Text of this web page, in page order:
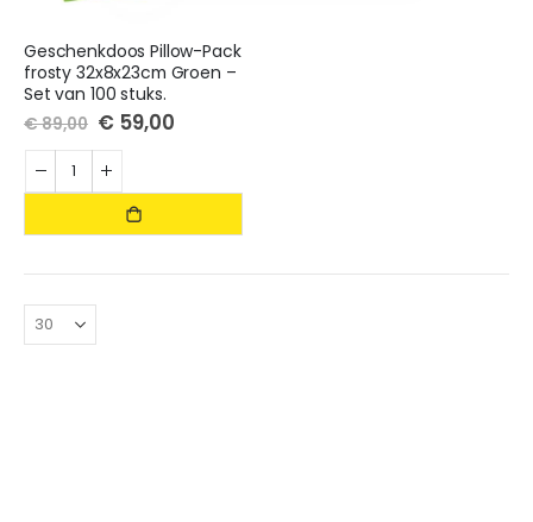
Geschenkdoos Pillow-Pack
frosty 32x8x23cm Groen –
Set van 100 stuks.
€ 89,00 Special
Price
€ 59,00